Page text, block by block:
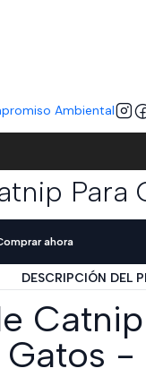
Ambiental
Para
ahora
DESCRIPCIÓN DEL
Gatos -